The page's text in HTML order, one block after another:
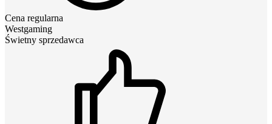
Cena regularna
Westgaming
Świetny sprzedawca